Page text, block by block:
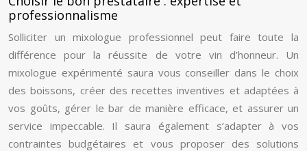
professionnalisme
Solliciter un mixologue professionnel peut faire toute la
différence pour la réussite de votre vin d’honneur. Un
mixologue expérimenté saura vous conseiller dans le choix
des boissons, créer des recettes inventives et adaptées à
vos goûts, gérer le bar de manière efficace, et assurer un
service impeccable. Il saura également s’adapter à vos
contraintes budgétaires et vous proposer des solutions